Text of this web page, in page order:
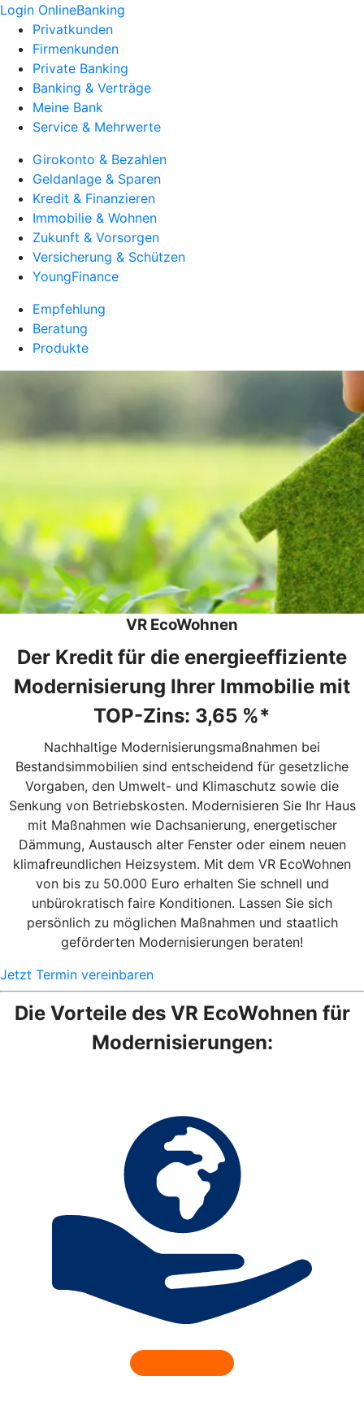
Login OnlineBanking
Privatkunden
Firmenkunden
Private Banking
Banking & Verträge
Meine Bank
Service & Mehrwerte
Girokonto & Bezahlen
Geldanlage & Sparen
Kredit & Finanzieren
Immobilie & Wohnen
Zukunft & Vorsorgen
Versicherung & Schützen
YoungFinance
Empfehlung
Beratung
Produkte
VR EcoWohnen
Der Kredit für die energieeffiziente
Modernisierung Ihrer Immobilie mit
TOP-Zins: 3,65 %*
Nachhaltige Modernisierungsmaßnahmen bei
Bestandsimmobilien sind entscheidend für gesetzliche
Vorgaben, den Umwelt- und Klimaschutz sowie die
Senkung von Betriebskosten. Modernisieren Sie Ihr Haus
mit Maßnahmen wie Dachsanierung, energetischer
Dämmung, Austausch alter Fenster oder einem neuen
klimafreundlichen Heizsystem. Mit dem VR EcoWohnen
von bis zu 50.000 Euro erhalten Sie schnell und
unbürokratisch faire Konditionen. Lassen Sie sich
persönlich zu möglichen Maßnahmen und staatlich
geförderten Modernisierungen beraten!
Jetzt Termin vereinbaren
Die Vorteile des VR EcoWohnen für
Modernisierungen: